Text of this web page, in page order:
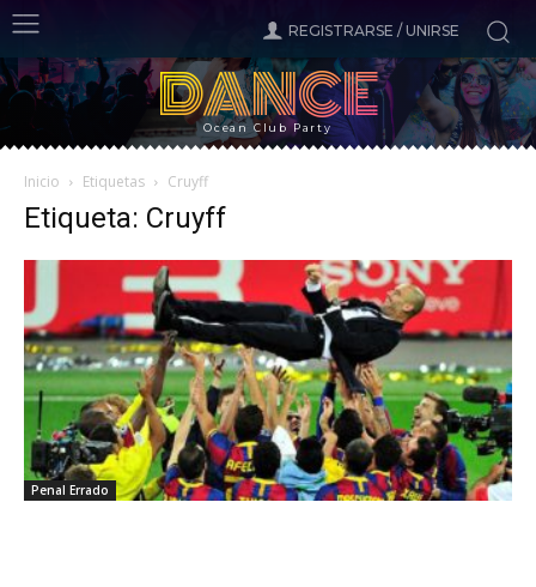
REGISTRARSE / UNIRSE
DANCE
Ocean Club Party
Inicio Etiquetas Cruyff
Etiqueta: Cruyff
Penal Errado